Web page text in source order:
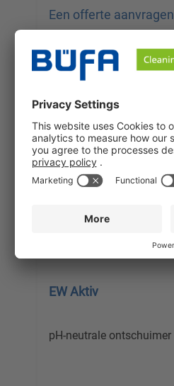
Een offerte aanvragen
Prijzen excl. btw plus
verzendkosten
EW Aktiv
pH-neutrale ontschuimer